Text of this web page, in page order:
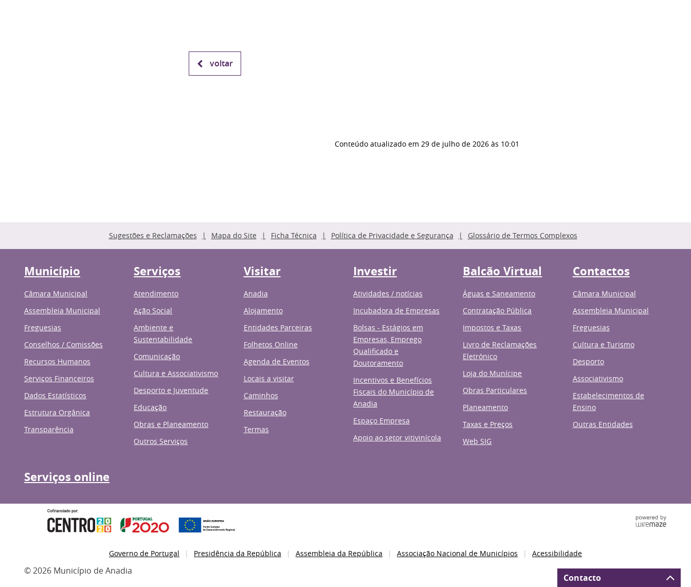
voltar
Conteúdo atualizado em 29 de julho de 2026 às 10:01
Sugestões e Reclamações Mapa do Site Ficha Técnica Política de Privacidade e Segurança Glossário de Termos Complexos
Município
Câmara Municipal
Assembleia Municipal
Freguesias
Conselhos / Comissões
Recursos Humanos
Serviços Financeiros
Dados Estatísticos
Estrutura Orgânica
Transparência
Serviços
Atendimento
Ação Social
Ambiente e
Sustentabilidade
Comunicação
Cultura e Associativismo
Desporto e Juventude
Educação
Obras e Planeamento
Outros Serviços
Visitar
Anadia
Alojamento
Entidades Parceiras
Folhetos Online
Agenda de Eventos
Locais a visitar
Caminhos
Restauração
Termas
Investir
Atividades / notícias
Incubadora de Empresas
Bolsas - Estágios em
Empresas, Emprego
Qualificado e
Doutoramento
Incentivos e Benefícios
Fiscais do Município de
Anadia
Espaço Empresa
Apoio ao setor vitivinícola
Balcão Virtual
Águas e Saneamento
Contratação Pública
Impostos e Taxas
Livro de Reclamações
Eletrónico
Loja do Munícipe
Obras Particulares
Planeamento
Taxas e Preços
Web SIG
Contactos
Câmara Municipal
Assembleia Municipal
Freguesias
Cultura e Turismo
Desporto
Associativismo
Estabelecimentos de
Ensino
Outras Entidades
Serviços online
Governo de Portugal Presidência da República Assembleia da República Associação Nacional de Municípios Acessibilidade
© 2026 Município de Anadia
Contacto